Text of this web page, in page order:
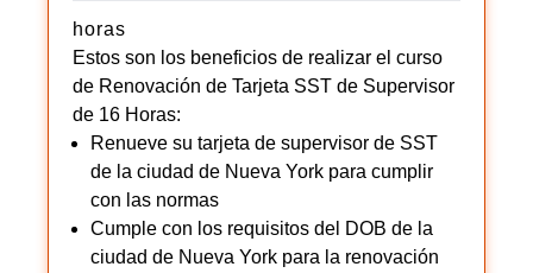
horas
Estos son los beneficios de realizar el curso
de Renovación de Tarjeta SST de Supervisor
de 16 Horas:
Renueve su tarjeta de supervisor de SST
de la ciudad de Nueva York para cumplir
con las normas
Cumple con los requisitos del DOB de la
ciudad de Nueva York para la renovación